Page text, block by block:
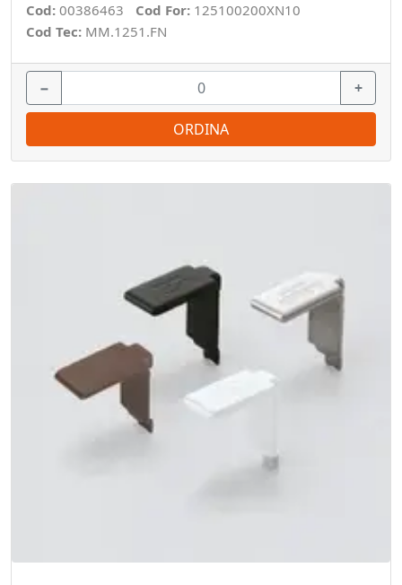
Cod: 00386463 Cod For: 125100200XN10
Cod Tec: MM.1251.FN
− +
ORDINA